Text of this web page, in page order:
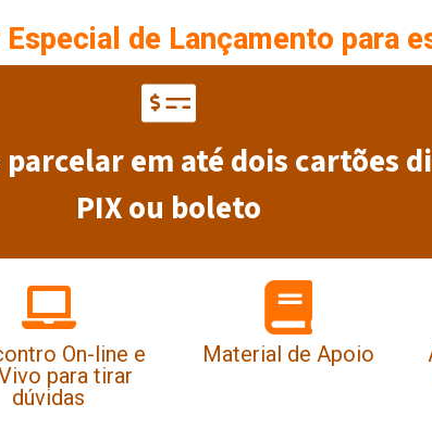
de Lançamento para
em até dois cartões
PIX ou boleto
On-line e
para tirar
dúvidas
Material de Apoio